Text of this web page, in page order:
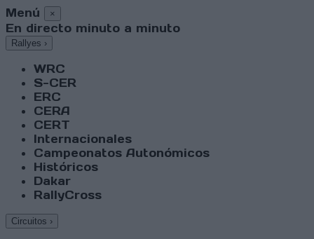
Menú ×
En directo minuto a minuto
Rallyes ›
WRC
S-CER
ERC
CERA
CERT
Internacionales
Campeonatos Autonómicos
Históricos
Dakar
RallyCross
Circuitos ›